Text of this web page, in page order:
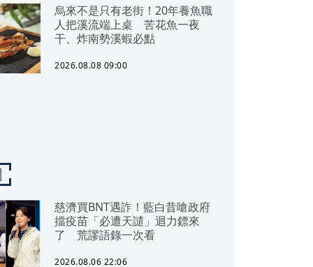
烏來不是只有老街！20年養魚職
人把溪流端上桌 苦花魚一夜
干、炸南勢溪蝦必點
2026.08.08 09:00
慈濟買BNT遇詐！藍白昔嗆政府
擋疫苗「必遭天譴」迴力鏢來
了 荒謬語錄一次看
2026.08.06 22:06